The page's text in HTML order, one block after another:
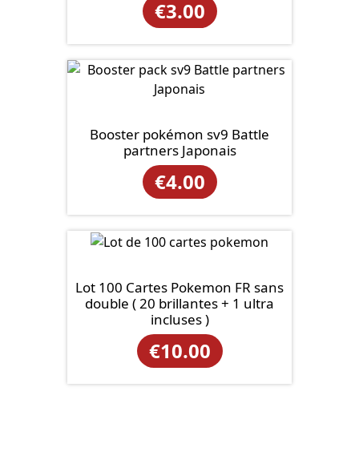
€3.00
Booster pokémon sv9 Battle
partners Japonais
€4.00
Lot 100 Cartes Pokemon FR sans
double ( 20 brillantes + 1 ultra
incluses )
€10.00